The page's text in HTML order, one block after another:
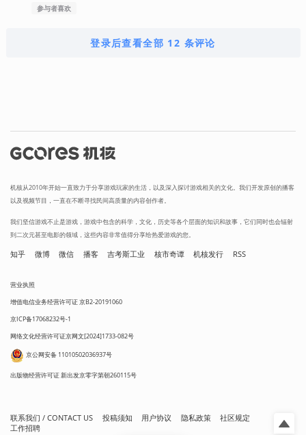
参与者喜欢
登录后查看全部 12 条评论
机核从2010年开始一直致力于分享游戏玩家的生活，以及深入探讨游戏相关的文化。我们开发原创的播客
以及视频节目，一直在不断寻找民间高质量的内容创作者。
我们坚信游戏不止是游戏，游戏中包含的科学，文化，历史等各个层面的知识和故事，它们同时也会辐射
到二次元甚至电影的领域，这些内容非常值得分享给热爱游戏的您。
知乎 微博 微信 播客 吉考斯工业 核市奇谭 机核发行 RSS
营业执照
增值电信业务经营许可证 京B2-20191060
京ICP备17068232号-1
网络文化经营许可证京网文[2024]1733-082号
京公网安备 11010502036937号
出版物经营许可证 新出发京零字第朝260115号
联系我们 / CONTACT US 投稿须知 用户协议 隐私政策
社区规定
工作招聘